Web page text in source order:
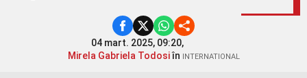
04 mart. 2025, 09:20,
Mirela Gabriela Todosiîn INTERNATIONAL